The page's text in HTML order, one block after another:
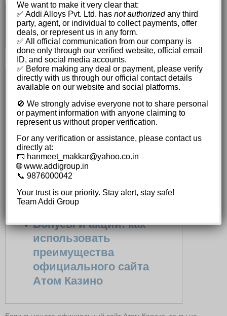
▶️
ИГРАТЬ
Содержимое
Вход на сайт: шаги для
начала игры
Важные советы
Управление аккаунтом:
настройка и управление
личными данными
Бонусы и акции: как
использовать
преимущества
официального сайта
Атом Казино
We want to make it very clear that:
✅ Addi Alloys Pvt. Ltd. hasnot authorizedany third
party, agent, or individual to collect payments, offer
deals, or represent us in any form.
✅ All official communication from our company is
done only through our verified website, official email
ID, and social media accounts.
✅ Before making any deal or payment, please verify
directly with us through our official contact details
available on our website and social platforms.
🚫 We strongly advise everyone not to share personal
or payment information with anyone claiming to
represent us without proper verification.
For any verification or assistance, please contact us
directly at:
📧 hanmeet_makkar@yahoo.co.in
🌐 www.addigroup.in
📞 9876000042
Your trust is our priority. Stay alert, stay safe!
Team Addi Group